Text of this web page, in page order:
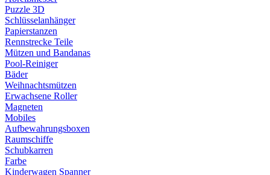
Puzzle 3D
Schlüsselanhänger
Papierstanzen
Rennstrecke Teile
Mützen und Bandanas
Pool-Reiniger
Bäder
Weihnachtsmützen
Erwachsene Roller
Magneten
Mobiles
Aufbewahrungsboxen
Raumschiffe
Schubkarren
Farbe
Kinderwagen Spanner